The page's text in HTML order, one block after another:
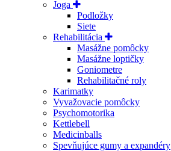
Joga
Podložky
Siete
Rehabilitácia
Masážne pomôcky
Masážne loptičky
Goniometre
Rehabilitačné roly
Karimatky
Vyvažovacie pomôcky
Psychomotorika
Kettlebell
Medicinballs
Spevňujúce gumy a expandéry